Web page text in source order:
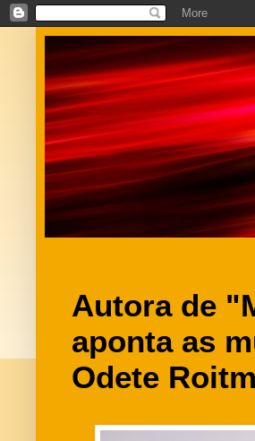
Autora de
aponta as
Odete